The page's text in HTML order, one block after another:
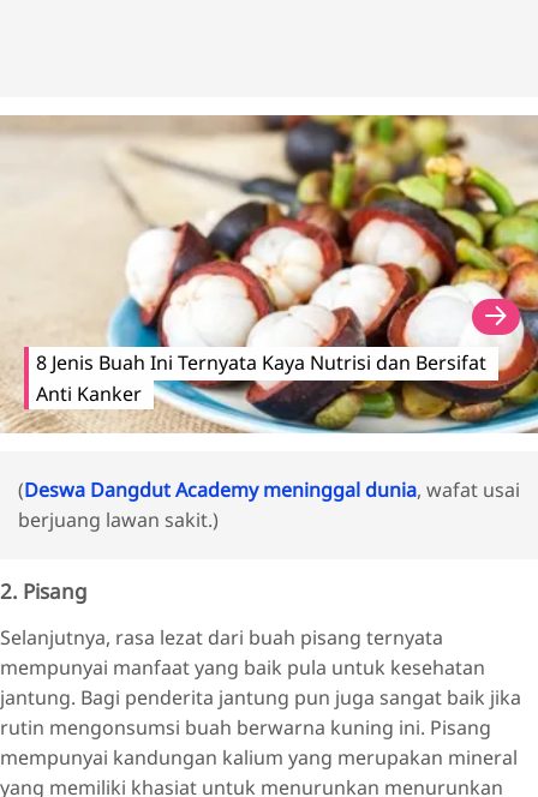
8 Jenis Buah Ini Ternyata Kaya Nutrisi dan Bersifat
Anti Kanker
(Deswa Dangdut Academy meninggal dunia, wafat usai
berjuang lawan sakit.)
2. Pisang
Selanjutnya, rasa lezat dari buah pisang ternyata
mempunyai manfaat yang baik pula untuk kesehatan
jantung. Bagi penderita jantung pun juga sangat baik jika
rutin mengonsumsi buah berwarna kuning ini. Pisang
mempunyai kandungan kalium yang merupakan mineral
yang memiliki khasiat untuk menurunkan menurunkan